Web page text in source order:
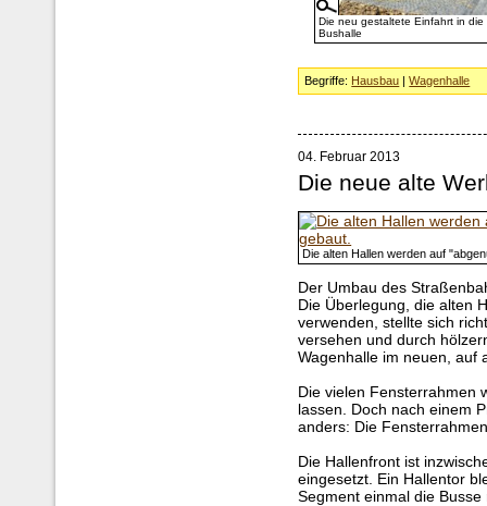
Die neu gestaltete Einfahrt in die
Bushalle
Begriffe: Hausbau |Wagenhalle
04. Februar 2013
Die neue alte
Die alten Hallen werden auf
Der Umbau des
Die Überlegung, die alten
verwenden, stellte sich
versehen und durch
Wagenhalle im neuen, auf
Die vielen Fensterrahmen
lassen. Doch nach einem
anders: Die
Die Hallenfront ist
eingesetzt. Ein Hallentor
Segment einmal die